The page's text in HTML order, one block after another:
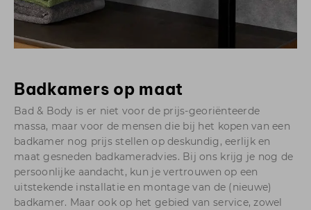
Badkamers op maat
Bad & Body is er niet voor de prijs-georiënteerde
massa, maar voor de mensen die bij het kopen van een
badkamer nog prijs stellen op deskundig, eerlijk en
maat gesneden badkameradvies. Bij ons krijg je nog de
persoonlijke aandacht, kun je vertrouwen op een
uitstekende installatie en montage van de (nieuwe)
badkamer. Maar ook op het gebied van service, zowel